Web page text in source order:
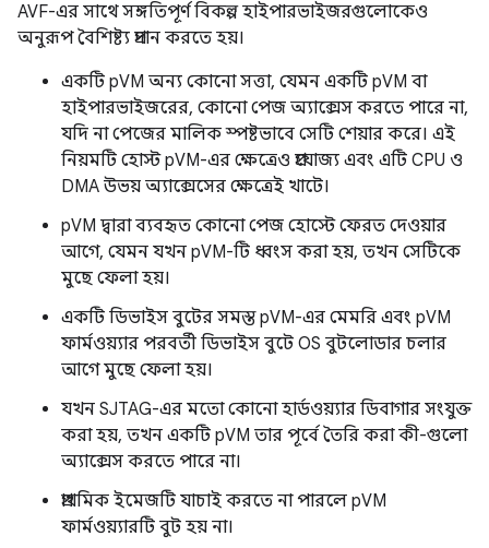
AVF-এর সাথে সঙ্গতিপূর্ণ বিকল্প হাইপারভাইজরগুলোকেও
অনুরূপ বৈশিষ্ট্য প্রদান করতে হয়।
একটি pVM অন্য কোনো সত্তা, যেমন একটি pVM বা
হাইপারভাইজরের, কোনো পেজ অ্যাক্সেস করতে পারে না,
যদি না পেজের মালিক স্পষ্টভাবে সেটি শেয়ার করে। এই
নিয়মটি হোস্ট pVM-এর ক্ষেত্রেও প্রযোজ্য এবং এটি CPU ও
DMA উভয় অ্যাক্সেসের ক্ষেত্রেই খাটে।
pVM দ্বারা ব্যবহৃত কোনো পেজ হোস্টে ফেরত দেওয়ার
আগে, যেমন যখন pVM-টি ধ্বংস করা হয়, তখন সেটিকে
মুছে ফেলা হয়।
একটি ডিভাইস বুটের সমস্ত pVM-এর মেমরি এবং pVM
ফার্মওয়্যার পরবর্তী ডিভাইস বুটে OS বুটলোডার চলার
আগে মুছে ফেলা হয়।
যখন SJTAG-এর মতো কোনো হার্ডওয়্যার ডিবাগার সংযুক্ত
করা হয়, তখন একটি pVM তার পূর্বে তৈরি করা কী-গুলো
অ্যাক্সেস করতে পারে না।
প্রাথমিক ইমেজটি যাচাই করতে না পারলে pVM
ফার্মওয়্যারটি বুট হয় না।